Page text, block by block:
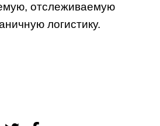
отслеживаемую
логистику.